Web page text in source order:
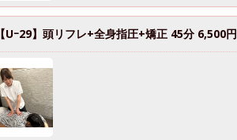
【Uｰ29】頭リフレ+全身指圧+矯正 45分 6,500円